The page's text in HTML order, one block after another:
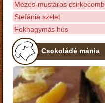
Mézes-mustáros csirkecomb
Stefánia szelet
Fokhagymás hús
Csokoládé mánia